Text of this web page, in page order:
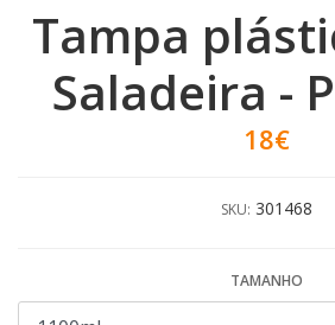
Tampa
Saladeira -
18€
SKU: 301468
TAMANHO